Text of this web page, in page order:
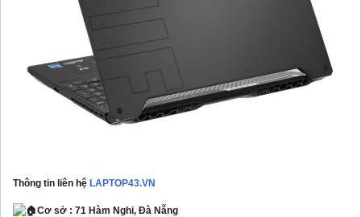
Thông tin liên hệ LAPTOP43.VN
Cơ sở : 71 Hàm Nghi, Đà Nẵng